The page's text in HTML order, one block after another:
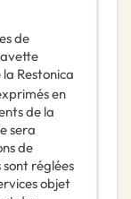
de
Restonica
en
de la
sera
de
réglées
objet